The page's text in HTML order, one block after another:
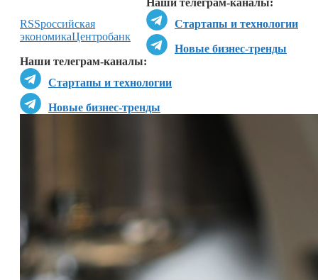
Наши телеграм-каналы:
Стартапы и технологии
Новые бизнес-тренды
Наши телеграм-каналы:
Стартапы и технологии
Новые бизнес-тренды
RSSроссийская
экономикаЦентробанк